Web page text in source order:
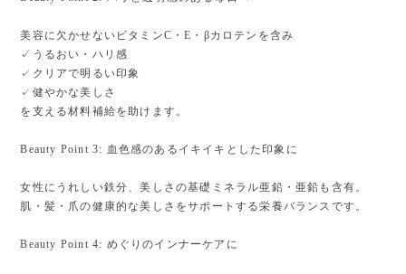
美容に欠かせないビタミンC・E・βカロテンを含み
✓ うるおい・ハリ感
✓ クリアで明るい印象
✓ 健やかな美しさ
を支える材料補給を助けます。
Beauty Point 3: 血色感のあるイキイキとした印象に
女性にうれしい鉄分、美しさの基礎ミネラル亜鉛・亜鉛も含有。
肌・髪・爪の健康的な美しさをサポートする栄養バランスです。
Beauty Point 4: めぐりのインナーケアに